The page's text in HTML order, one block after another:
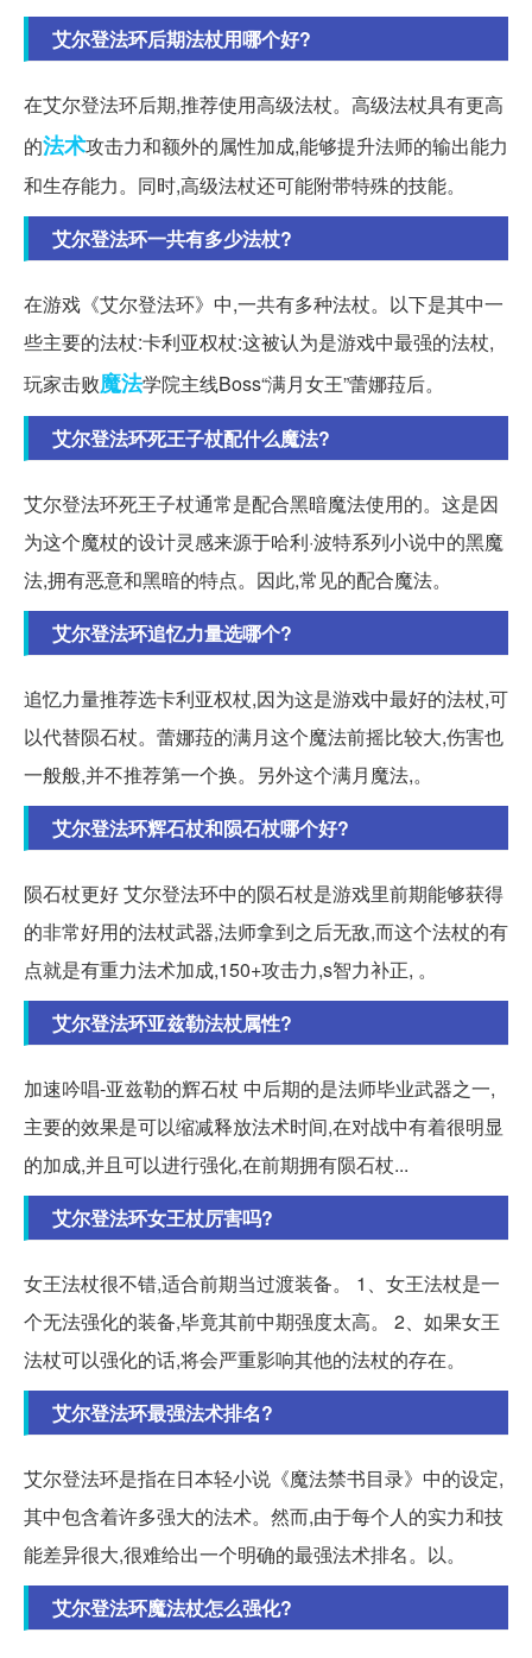
艾尔登法环后期法杖用哪个好?
在艾尔登法环后期,推荐使用高级法杖。高级法杖具有更高
的法术攻击力和额外的属性加成,能够提升法师的输出能力
和生存能力。同时,高级法杖还可能附带特殊的技能。
艾尔登法环一共有多少法杖?
在游戏《艾尔登法环》中,一共有多种法杖。以下是其中一
些主要的法杖:卡利亚权杖:这被认为是游戏中最强的法杖,
玩家击败魔法学院主线Boss“满月女王”蕾娜菈后。
艾尔登法环死王子杖配什么魔法?
艾尔登法环死王子杖通常是配合黑暗魔法使用的。这是因
为这个魔杖的设计灵感来源于哈利·波特系列小说中的黑魔
法,拥有恶意和黑暗的特点。因此,常见的配合魔法。
艾尔登法环追忆力量选哪个?
追忆力量推荐选卡利亚权杖,因为这是游戏中最好的法杖,可
以代替陨石杖。蕾娜菈的满月这个魔法前摇比较大,伤害也
一般般,并不推荐第一个换。另外这个满月魔法,。
艾尔登法环辉石杖和陨石杖哪个好?
陨石杖更好 艾尔登法环中的陨石杖是游戏里前期能够获得
的非常好用的法杖武器,法师拿到之后无敌,而这个法杖的有
点就是有重力法术加成,150+攻击力,s智力补正, 。
艾尔登法环亚兹勒法杖属性?
加速吟唱-亚兹勒的辉石杖 中后期的是法师毕业武器之一,
主要的效果是可以缩减释放法术时间,在对战中有着很明显
的加成,并且可以进行强化,在前期拥有陨石杖...
艾尔登法环女王杖厉害吗?
女王法杖很不错,适合前期当过渡装备。 1、女王法杖是一
个无法强化的装备,毕竟其前中期强度太高。 2、如果女王
法杖可以强化的话,将会严重影响其他的法杖的存在。
艾尔登法环最强法术排名?
艾尔登法环是指在日本轻小说《魔法禁书目录》中的设定,
其中包含着许多强大的法术。然而,由于每个人的实力和技
能差异很大,很难给出一个明确的最强法术排名。以。
艾尔登法环魔法杖怎么强化?